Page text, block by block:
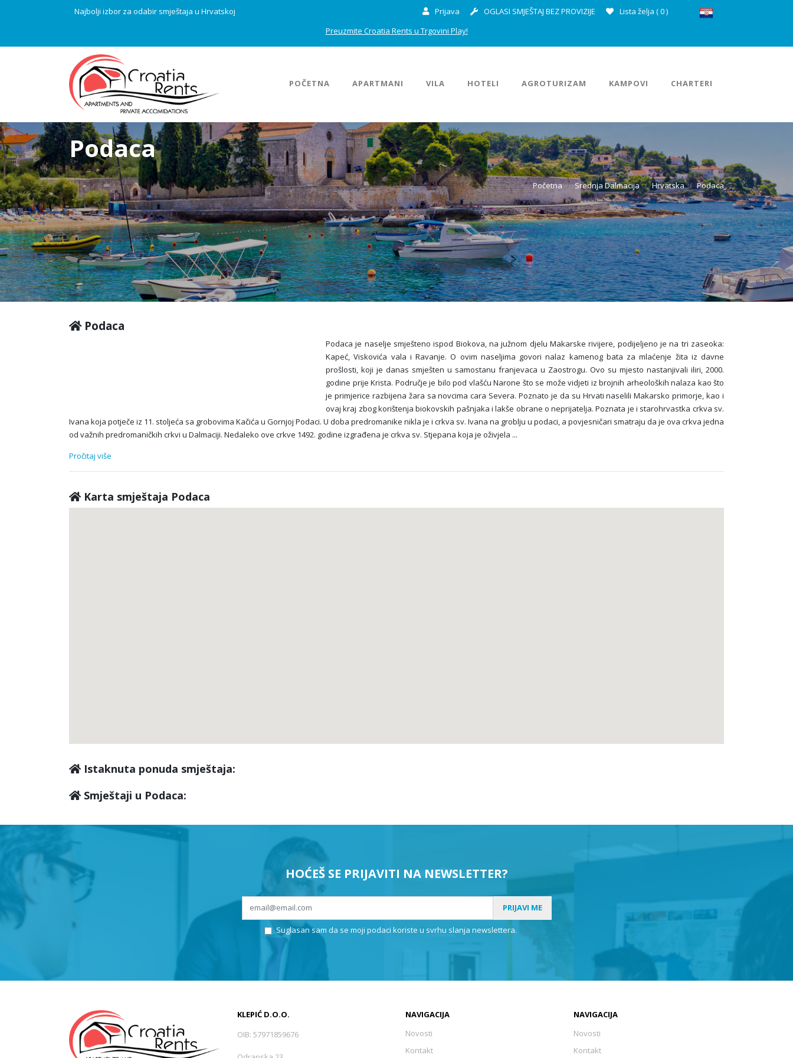
Najbolji izbor za odabir smještaja u Hrvatskoj Prijava OGLASI SMJEŠTAJ BEZ PROVIZIJE Lista želja (0)
Preuzmite Croatia Rents u Trgovini Play!
POČETNA APARTMANI VILA HOTELI AGROTURIZAM KAMPOVI CHARTERI
Podaca
Početna Srednja Dalmacija Hrvatska Podaca
Podaca
Podaca je naselje smješteno ispod Biokova, na južnom djelu Makarske rivijere, podijeljeno je na tri zaseoka:
Kapeć, Viskovića vala i Ravanje. O ovim naseljima govori nalaz kamenog bata za mlaćenje žita iz davne
prošlosti, koji je danas smješten u samostanu franjevaca u Zaostrogu. Ovo su mjesto nastanjivali iliri, 2000.
godine prije Krista. Područje je bilo pod vlašću Narone što se može vidjeti iz brojnih arheoloških nalaza kao što
je primjerice razbijena žara sa novcima cara Severa. Poznato je da su Hrvati naselili Makarsko primorje, kao i
ovaj kraj zbog korištenja biokovskih pašnjaka i lakše obrane o neprijatelja. Poznata je i starohrvastka crkva sv.
Ivana koja potječe iz 11. stoljeća sa grobovima Kačića u Gornjoj Podaci. U doba predromanike nikla je i crkva sv. Ivana na groblju u podaci, a povjesničari smatraju da je ova crkva jedna
od važnih predromaničkih crkvi u Dalmaciji. Nedaleko ove crkve 1492. godine izgrađena je crkva sv. Stjepana koja je oživjela ...
Pročitaj više
Karta smještaja Podaca
Istaknuta ponuda smještaja:
Smještaji u Podaca:
HOĆEŠ SE PRIJAVITI NA NEWSLETTER?
PRIJAVI ME
Suglasan sam da se moji podaci koriste u svrhu slanja newslettera.
KLEPIĆ D.O.O.
OIB: 57971859676
NAVIGACIJA
Novosti
Kontakt
NAVIGACIJA
Novosti
Kontakt